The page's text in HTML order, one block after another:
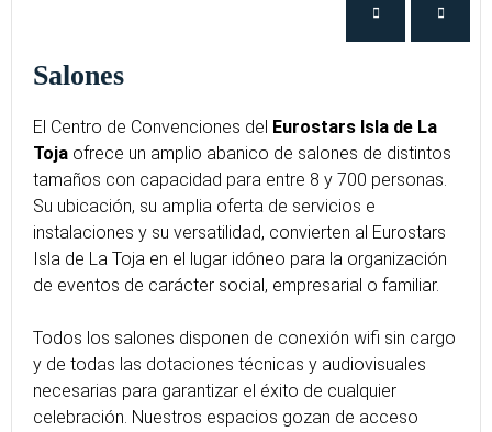
Salones
El Centro de Convenciones del Eurostars Isla de La
Toja ofrece un amplio abanico de salones de distintos
tamaños con capacidad para entre 8 y 700 personas.
Su ubicación, su amplia oferta de servicios e
instalaciones y su versatilidad, convierten al Eurostars
Isla de La Toja en el lugar idóneo para la organización
de eventos de carácter social, empresarial o familiar.
Todos los salones disponen de conexión wifi sin cargo
y de todas las dotaciones técnicas y audiovisuales
necesarias para garantizar el éxito de cualquier
celebración. Nuestros espacios gozan de acceso